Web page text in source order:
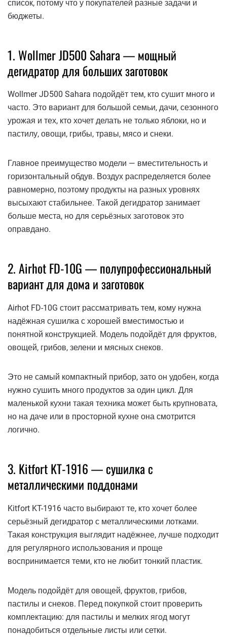
список, потому что у покупателей разные задачи и
бюджеты.
1. Wollmer JD500 Sahara — мощный
дегидратор для больших заготовок
Wollmer JD500 Sahara подойдёт тем, кто сушит много и
часто. Это вариант для большой семьи, дачи, сезонного
урожая и тех, кто хочет делать не только яблоки, но и
пастилу, овощи, грибы, травы, мясо и снеки.
Главное преимущество модели — вместительность и
горизонтальный обдув. Воздух распределяется более
равномерно, поэтому продукты на разных уровнях
высыхают стабильнее. Такой дегидратор занимает
больше места, но для серьёзных заготовок это
оправдано.
2. Airhot FD-10G — полупрофессиональный
вариант для дома и заготовок
Airhot FD-10G стоит рассматривать тем, кому нужна
надёжная сушилка с хорошей вместимостью и
понятной конструкцией. Модель подойдёт для фруктов,
овощей, грибов, зелени и мясных снеков.
Это не самый компактный прибор, зато он удобен, когда
нужно сушить много продуктов за один цикл. Для
маленькой кухни такая техника может быть крупновата,
но на даче или в просторной кухне она смотрится
логично.
3. Kitfort KT-1916 — сушилка с
металлическими поддонами
Kitfort KT-1916 часто выбирают те, кто хочет более
серьёзный дегидратор с металлическими лотками.
Такая конструкция выглядит надёжнее, лучше подходит
для регулярного использования и проще
воспринимается теми, кто не любит тонкий пластик.
Модель подойдёт для овощей, фруктов, грибов,
пастилы и снеков. Перед покупкой стоит проверить
комплектацию: для пастилы и мелких ягод могут
понадобиться отдельные листы или сетки.